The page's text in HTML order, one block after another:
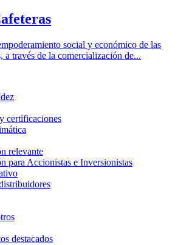
social y económico de las
a través de la comercialización de...
certificaciones
relevante
para Accionistas e Inversionistas
destacados